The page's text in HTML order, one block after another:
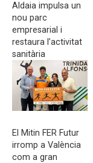
Aldaia impulsa un
nou parc
empresarial i
restaura l’activitat
sanitària
El Mitin FER Futur
irromp a València
com a gran